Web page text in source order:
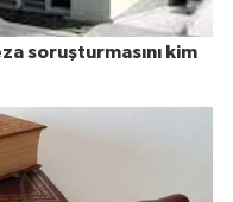
soruşturmasını kim